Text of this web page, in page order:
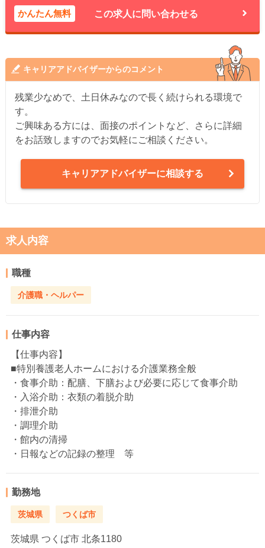
かんたん無料 この求人に問い合わせる
キャリアアドバイザーからのコメント
残業少なめで、土日休みなので長く続けられる環境で
す。
ご興味ある方には、面接のポイントなど、さらに詳細
をお話致しますのでお気軽にご相談ください。
キャリアアドバイザーに相談する
求人内容
職種
介護職・ヘルパー
仕事内容
【仕事内容】
■特別養護老人ホームにおける介護業務全般
・食事介助：配膳、下膳および必要に応じて食事介助
・入浴介助：衣類の着脱介助
・排泄介助
・調理介助
・館内の清掃
・日報などの記録の整理 等
勤務地
茨城県 つくば市
茨城県 つくば市 北条1180